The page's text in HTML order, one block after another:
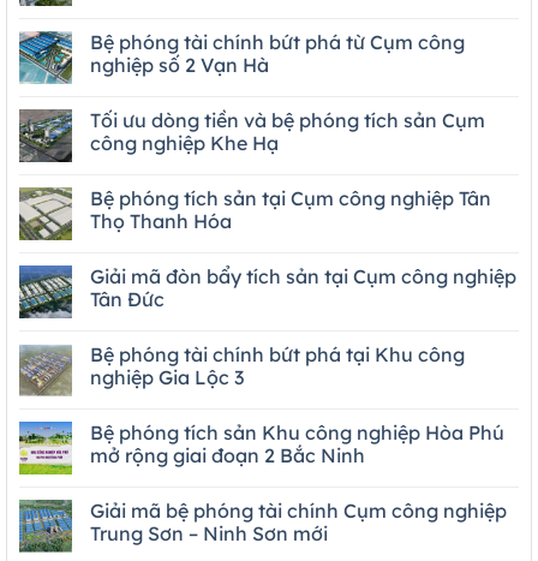
Bệ phóng tài chính bứt phá từ Cụm công
nghiệp số 2 Vạn Hà
Tối ưu dòng tiền và bệ phóng tích sản Cụm
công nghiệp Khe Hạ
Bệ phóng tích sản tại Cụm công nghiệp Tân
Thọ Thanh Hóa
Giải mã đòn bẩy tích sản tại Cụm công nghiệp
Tân Đức
Bệ phóng tài chính bứt phá tại Khu công
nghiệp Gia Lộc 3
Bệ phóng tích sản Khu công nghiệp Hòa Phú
mở rộng giai đoạn 2 Bắc Ninh
Giải mã bệ phóng tài chính Cụm công nghiệp
Trung Sơn – Ninh Sơn mới